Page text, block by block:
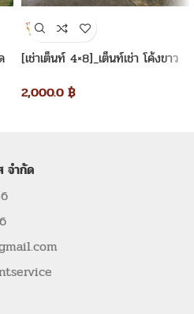
[เช่าเต็นท์ 4×8]_เต็นท์เช่า โค้งขาว
2,000.0 ฿
จำกัด